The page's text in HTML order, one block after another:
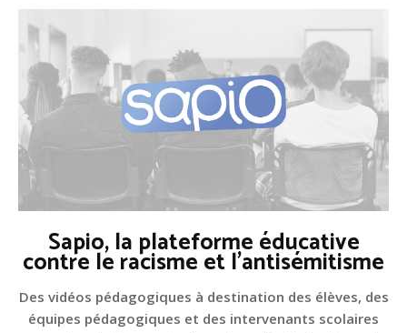
Sapio, la plateforme éducative
contre le racisme et l'antisémitisme
Des vidéos pédagogiques à destination des élèves, des
équipes pédagogiques et des intervenants scolaires